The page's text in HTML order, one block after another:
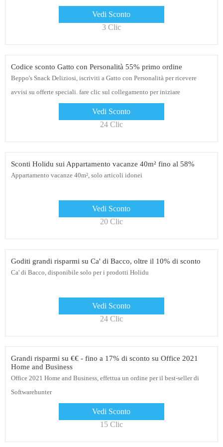
Vedi Sconto
3 Clic
Codice sconto Gatto con Personalità 55% primo ordine
Beppo's Snack Deliziosi, iscriviti a Gatto con Personalità per ricevere
avvisi su offerte speciali. fare clic sul collegamento per iniziare
Vedi Sconto
24 Clic
Sconti Holidu sui Appartamento vacanze 40m² fino al 58%
Appartamento vacanze 40m², solo articoli idonei
Vedi Sconto
20 Clic
Goditi grandi risparmi su Ca' di Bacco, oltre il 10% di sconto
Ca' di Bacco, disponibile solo per i prodotti Holidu
Vedi Sconto
24 Clic
Grandi risparmi su €€ - fino a 17% di sconto su Office 2021
Home and Business
Office 2021 Home and Business, effettua un ordine per il best-seller di
Softwarehunter
Vedi Sconto
15 Clic